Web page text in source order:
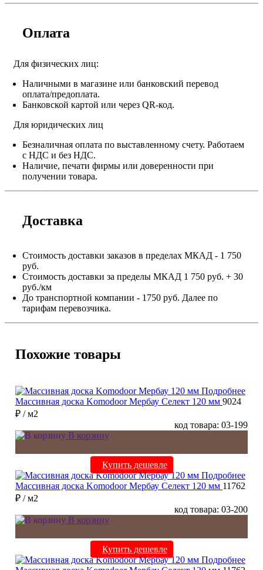
Оплата
Для физических лиц:
Наличными в магазине или банковский перевод
оплата/предоплата.
Банковской картой или через QR-код.
Для юридических лиц
Безналичная оплата по выставленному счету. Работаем
с НДС и без НДС.
Наличие, печати фирмы или доверенности при
получении товара.
Доставка
Стоимость доставки заказов в пределах МКАД - 1 750
руб.
Стоимость доставки за пределы МКАД 1 750 руб. + 30
руб./км
До транспортной компании - 1750 руб. Далее по
тарифам перевозчика.
Похожие товары
Подробнее
Массивная доска Komodoor Мербау Селект 120 мм 9024
₽ / м2
код товара: 03-199
В корзину
Купить дешевле
Подробнее
Массивная доска Komodoor Мербау Селект 120 мм 11762
₽ / м2
код товара: 03-200
В корзину
Купить дешевле
Подробнее